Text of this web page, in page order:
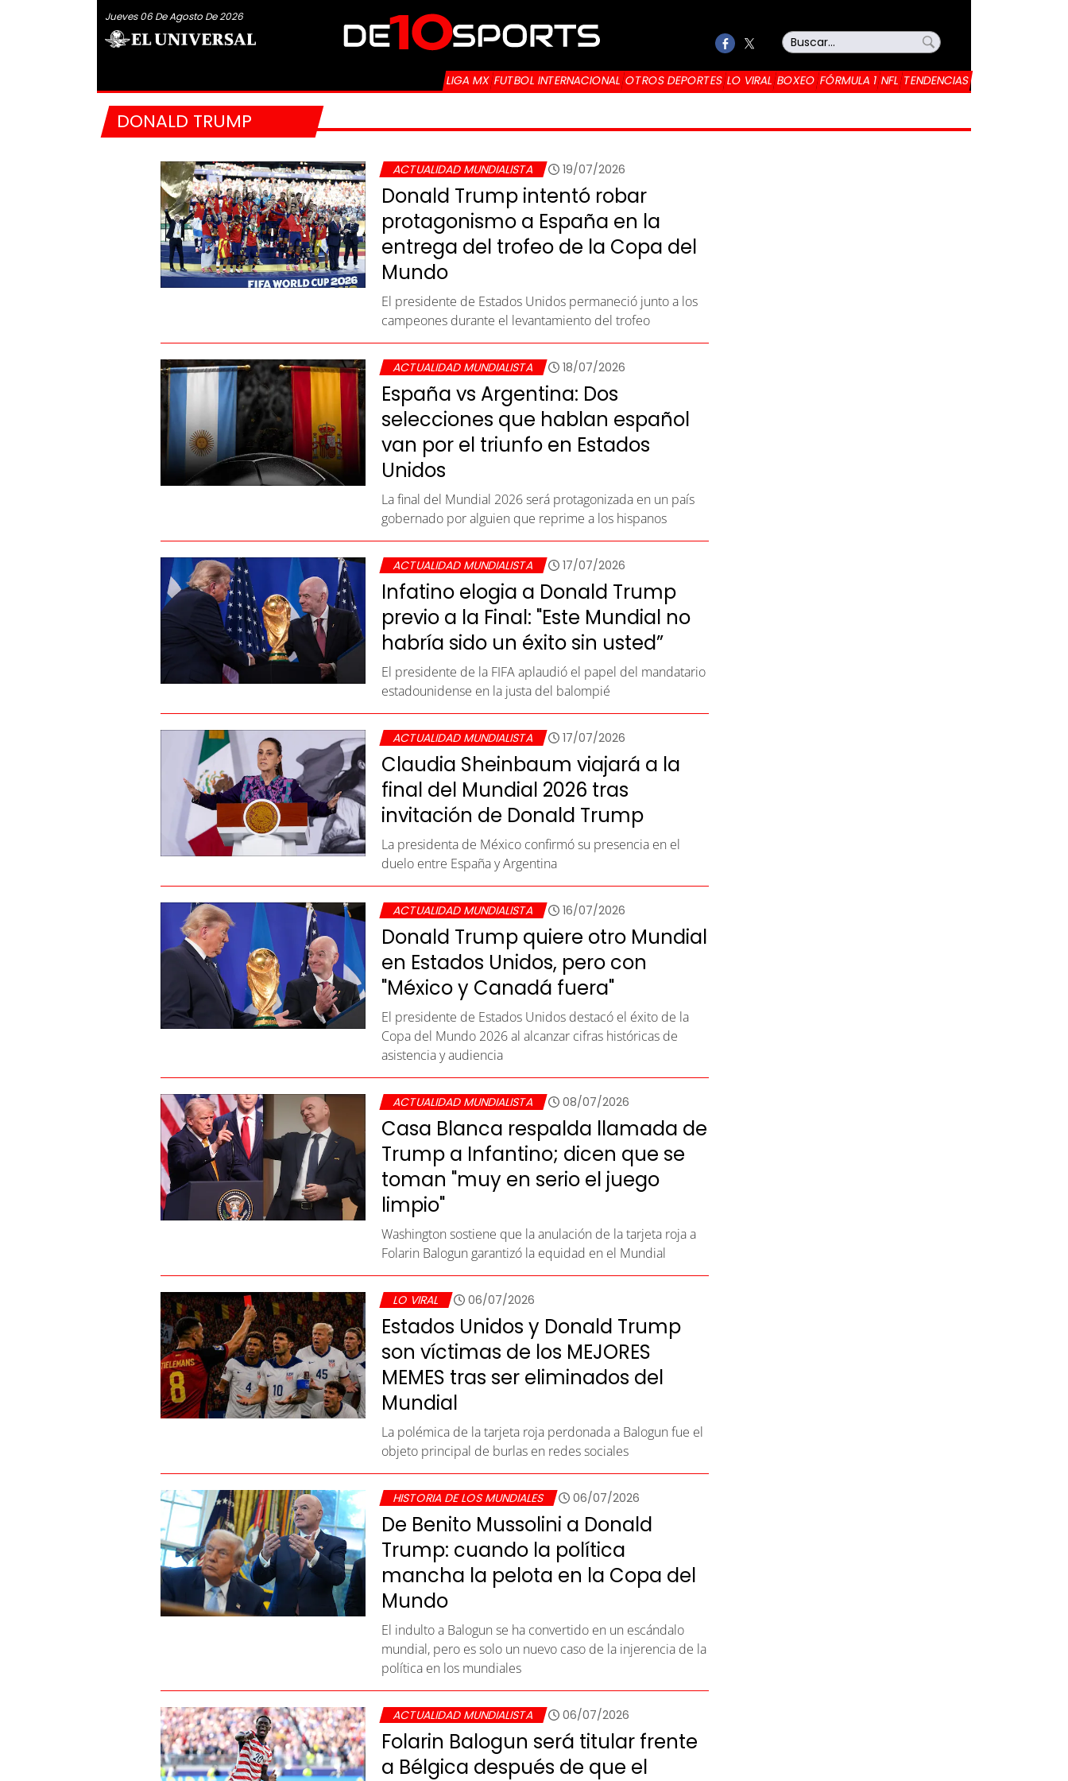
Jueves 06 De Agosto De 2026
LIGA MX FUTBOL INTERNACIONAL OTROS DEPORTES LO VIRAL BOXEO FÓRMULA 1 NFL TENDENCIAS
DONALD TRUMP
ACTUALIDAD MUNDIALISTA 19/07/2026
Donald Trump intentó robar
protagonismo a España en la
entrega del trofeo de la Copa del
Mundo
El presidente de Estados Unidos permaneció junto a los
campeones durante el levantamiento del trofeo
ACTUALIDAD MUNDIALISTA 18/07/2026
España vs Argentina: Dos
selecciones que hablan español
van por el triunfo en Estados
Unidos
La final del Mundial 2026 será protagonizada en un país
gobernado por alguien que reprime a los hispanos
ACTUALIDAD MUNDIALISTA 17/07/2026
Infatino elogia a Donald Trump
previo a la Final: "Este Mundial no
habría sido un éxito sin usted”
El presidente de la FIFA aplaudió el papel del mandatario
estadounidense en la justa del balompié
ACTUALIDAD MUNDIALISTA 17/07/2026
Claudia Sheinbaum viajará a la
final del Mundial 2026 tras
invitación de Donald Trump
La presidenta de México confirmó su presencia en el
duelo entre España y Argentina
ACTUALIDAD MUNDIALISTA 16/07/2026
Donald Trump quiere otro Mundial
en Estados Unidos, pero con
"México y Canadá fuera"
El presidente de Estados Unidos destacó el éxito de la
Copa del Mundo 2026 al alcanzar cifras históricas de
asistencia y audiencia
ACTUALIDAD MUNDIALISTA 08/07/2026
Casa Blanca respalda llamada de
Trump a Infantino; dicen que se
toman "muy en serio el juego
limpio"
Washington sostiene que la anulación de la tarjeta roja a
Folarin Balogun garantizó la equidad en el Mundial
LO VIRAL 06/07/2026
Estados Unidos y Donald Trump
son víctimas de los MEJORES
MEMES tras ser eliminados del
Mundial
La polémica de la tarjeta roja perdonada a Balogun fue el
objeto principal de burlas en redes sociales
HISTORIA DE LOS MUNDIALES 06/07/2026
De Benito Mussolini a Donald
Trump: cuando la política
mancha la pelota en la Copa del
Mundo
El indulto a Balogun se ha convertido en un escándalo
mundial, pero es solo un nuevo caso de la injerencia de la
política en los mundiales
ACTUALIDAD MUNDIALISTA 06/07/2026
Folarin Balogun será titular frente
a Bélgica después de que el